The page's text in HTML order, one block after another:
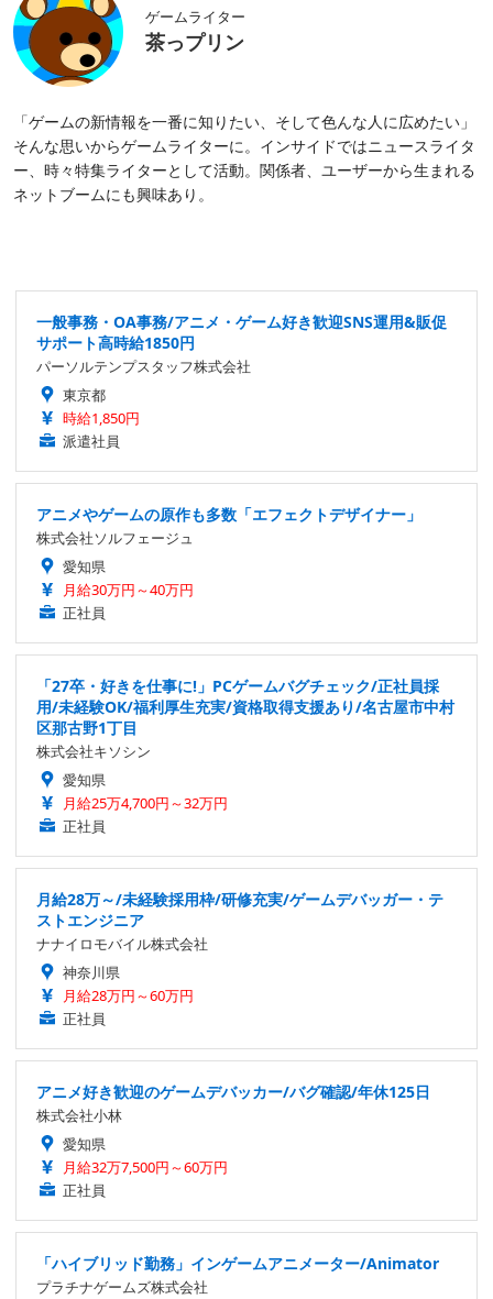
ゲームライター
茶っプリン
「ゲームの新情報を一番に知りたい、そして色んな人に広めたい」
そんな思いからゲームライターに。インサイドではニュースライタ
ー、時々特集ライターとして活動。関係者、ユーザーから生まれる
ネットブームにも興味あり。
一般事務・OA事務/アニメ・ゲーム好き歓迎SNS運用&販促
サポート高時給1850円
パーソルテンプスタッフ株式会社
東京都
時給1,850円
派遣社員
アニメやゲームの原作も多数「エフェクトデザイナー」
株式会社ソルフェージュ
愛知県
月給30万円～40万円
正社員
「27卒・好きを仕事に!」PCゲームバグチェック/正社員採
用/未経験OK/福利厚生充実/資格取得支援あり/名古屋市中村
区那古野1丁目
株式会社キソシン
愛知県
月給25万4,700円～32万円
正社員
月給28万～/未経験採用枠/研修充実/ゲームデバッガー・テ
ストエンジニア
ナナイロモバイル株式会社
神奈川県
月給28万円～60万円
正社員
アニメ好き歓迎のゲームデバッカー/バグ確認/年休125日
株式会社小林
愛知県
月給32万7,500円～60万円
正社員
「ハイブリッド勤務」インゲームアニメーター/Animator
プラチナゲームズ株式会社